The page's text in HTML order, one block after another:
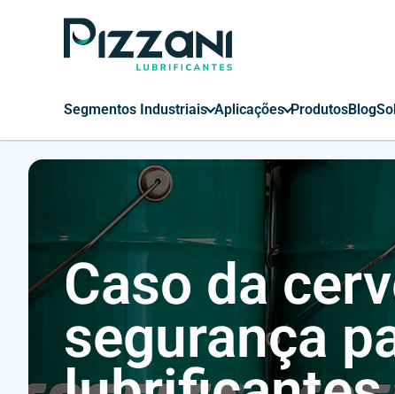
Segmentos Industriais Aplicações ProdutosBlog
Caso da
segurança